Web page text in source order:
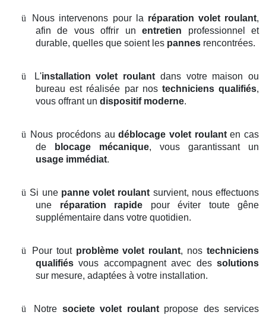
ü Nous intervenons pour la réparation volet roulant,
afin de vous offrir unentretien professionnel et
durable, quelles que soient les pannes rencontrées.
ü L'installation volet roulantdans votre maison ou
bureau est réalisée par nos techniciens qualifiés,
vous offrant un dispositif moderne.
ü Nous procédons audéblocage volet roulanten cas
de
blocage mécanique, vous garantissant un
usage immédiat.
ü Si une panne volet roulantsurvient, nous effectuons
une réparation rapide pour éviter toute gêne
supplémentaire dans votre quotidien.
ü Pour tout problème volet roulant, nos techniciens
qualifiés vous accompagnent avec des solutions
sur mesure, adaptées à votre installation.
ü Notre societe volet roulantpropose des services